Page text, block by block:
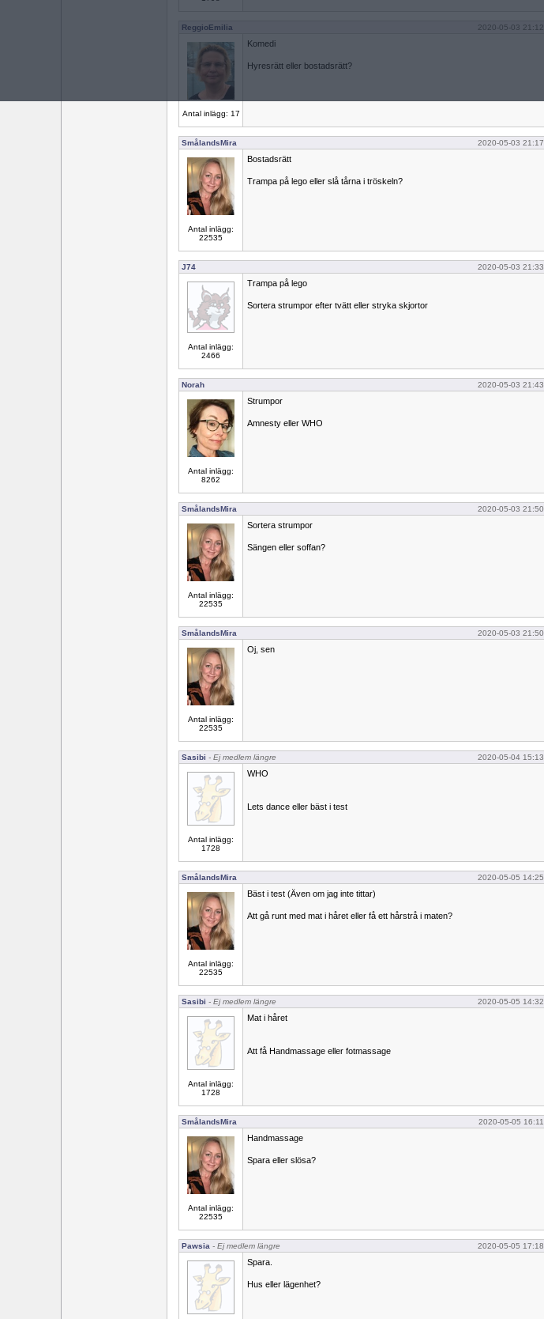
ReggioEmilia 2020-05-03 21:12
Antal inlägg: 17
Komedi
Hyresrätt eller bostadsrätt?
SmålandsMira 2020-05-03 21:17
Antal inlägg:
22535
Bostadsrätt
Trampa på lego eller slå tårna i tröskeln?
J74 2020-05-03 21:33
Antal inlägg:
2466
Trampa på lego
Sortera strumpor efter tvätt eller stryka skjortor
Norah 2020-05-03 21:43
Antal inlägg:
8262
Strumpor
Amnesty eller WHO
SmålandsMira 2020-05-03 21:50
Antal inlägg:
22535
Sortera strumpor
Sängen eller soffan?
SmålandsMira 2020-05-03 21:50
Antal inlägg:
22535
Oj, sen
Sasibi - Ej medlem längre 2020-05-04 15:13
Antal inlägg:
1728
WHO
Lets dance eller bäst i test
SmålandsMira 2020-05-05 14:25
Antal inlägg:
22535
Bäst i test (Även om jag inte tittar)
Att gå runt med mat i håret eller få ett hårstrå i maten?
Sasibi - Ej medlem längre 2020-05-05 14:32
Antal inlägg:
1728
Mat i håret
Att få Handmassage eller fotmassage
SmålandsMira 2020-05-05 16:11
Antal inlägg:
22535
Handmassage
Spara eller slösa?
Pawsia - Ej medlem längre 2020-05-05 17:18
Spara.
Hus eller lägenhet?